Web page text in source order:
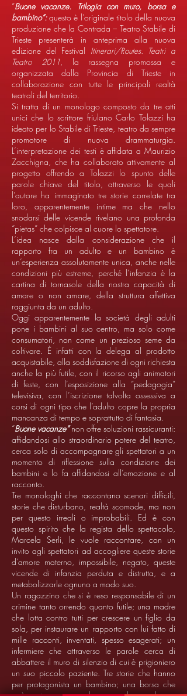
“Buone vacanze. Trilogia con muro, borsa e
bambino”:questo è l’originale titolo della nuova
produzione che la Contrada – Teatro Stabile di
Trieste presenterà in anteprima alla nuova
edizione del Festival Itinerari/Routes. Teatri a
Teatro 2011, la rassegna promossa e
organizzata dalla Provincia di Trieste in
collaborazione con tutte le principali realtà
teatrali del territorio.
Si tratta di un monologo composto da tre atti
unici che lo scrittore friulano Carlo Tolazzi ha
ideato per lo Stabile di Trieste, teatro da sempre
promotore di nuova drammaturgia.
L’interpretazione dei testi è affidata a Maurizio
Zacchigna, che ha collaborato attivamente al
progetto offrendo a Tolazzi lo spunto delle
parole chiave del titolo, attraverso le quali
l’autore ha immaginato tre storie correlate tra
loro, apparentemente intime ma che nello
snodarsi delle vicende rivelano una profonda
“pietas” che colpisce al cuore lo spettatore.
L’idea nasce dalla considerazione che il
rapporto fra un adulto e un bambino è
un’esperienza assolutamente unica, anche nelle
condizioni più estreme, perché l’infanzia è la
cartina di tornasole della nostra capacità di
amare o non amare, della struttura affettiva
raggiunta da un adulto.
Oggi apparentemente la società degli adulti
pone i bambini al suo centro, ma solo come
consumatori, non come un prezioso seme da
coltivare. È infatti con la delega al prodotto
acquistabile, alla soddisfazione di ogni richiesta
anche la più futile, con il ricorso agli animatori
di feste, con l’esposizione alla “pedagogia”
televisiva, con l’iscrizione talvolta ossessiva a
corsi di ogni tipo che l’adulto copre la propria
mancanza di tempo e soprattutto di fantasia.
“Buone vacanze”non offre soluzioni rassicuranti:
affidandosi allo straordinario potere del teatro,
cerca solo di accompagnare gli spettatori a un
momento di riflessione sulla condizione dei
bambini e lo fa affidandosi all’emozione e al
racconto.
Tre monologhi che raccontano scenari difficili,
storie che disturbano, realtà scomode, ma non
per questo irreali o improbabili. Ed è con
questo spirito che la regista dello spettacolo,
Marcela Serli, le vuole raccontare, con un
invito agli spettatori ad accogliere queste storie
d’amore materno, impossibile, negato, queste
vicende di infanzia perduta e distrutta, e a
metabolizzarle ognuno a modo suo.
Un ragazzino che si è reso responsabile di un
crimine tanto orrendo quanto futile; una madre
che lotta contro tutti per crescere un figlio da
sola, per instaurare un rapporto con lui fatto di
mille racconti, inventati, spesso esagerati; un
infermiere che attraverso le parole cerca di
abbattere il muro di silenzio di cui è prigioniero
un suo piccolo paziente. Tre storie che hanno
per protagonista un bambino; una borsa che